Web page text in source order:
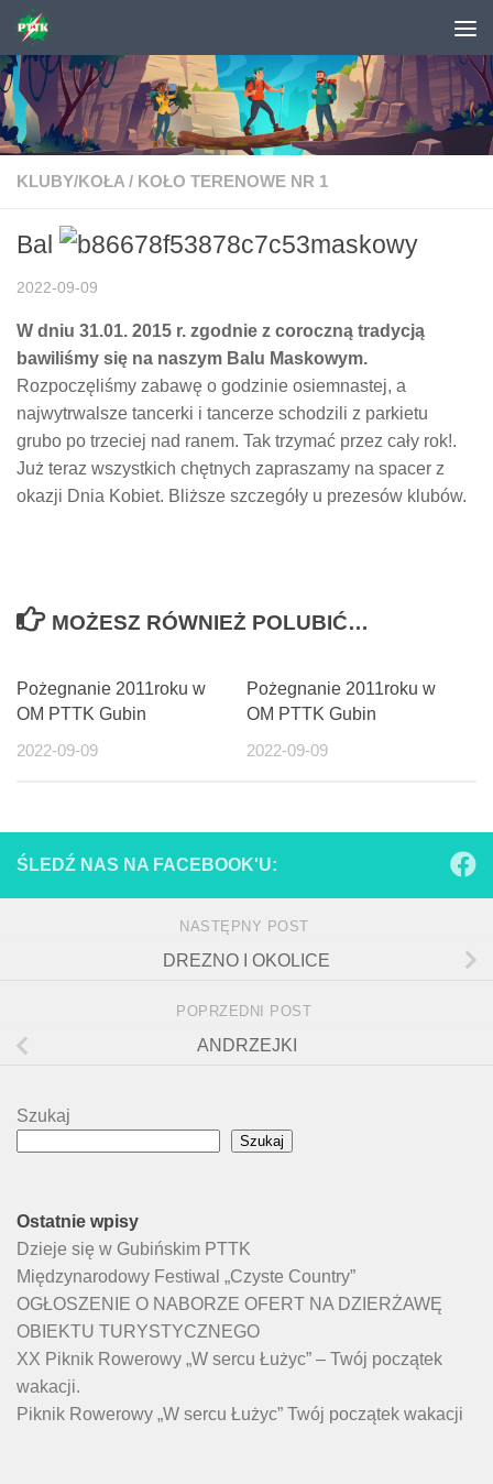
Skip to content
KLUBY/KOŁA / KOŁO TERENOWE NR 1
Bal maskowy
2022-09-09
W dniu 31.01. 2015 r. zgodnie z coroczną tradycją
bawiliśmy się na naszym Balu Maskowym.
Rozpoczęliśmy zabawę o godzinie osiemnastej, a
najwytrwalsze tancerki i tancerze schodzili z parkietu
grubo po trzeciej nad ranem. Tak trzymać przez cały rok!.
Już teraz wszystkich chętnych zapraszamy na spacer z
okazji Dnia Kobiet. Bliższe szczegóły u prezesów klubów.
MOŻESZ RÓWNIEŻ POLUBIĆ…
Pożegnanie 2011roku w
OM PTTK Gubin
2022-09-09
Pożegnanie 2011roku w
OM PTTK Gubin
2022-09-09
ŚLEDŹ NAS NA FACEBOOK'U:
NASTĘPNY POST
DREZNO I OKOLICE
POPRZEDNI POST
ANDRZEJKI
Szukaj
Szukaj
Ostatnie wpisy
Dzieje się w Gubińskim PTTK
Międzynarodowy Festiwal „Czyste Country”
OGŁOSZENIE O NABORZE OFERT NA DZIERŻAWĘ
OBIEKTU TURYSTYCZNEGO
XX Piknik Rowerowy „W sercu Łużyc” – Twój początek
wakacji.
Piknik Rowerowy „W sercu Łużyc” Twój początek wakacji